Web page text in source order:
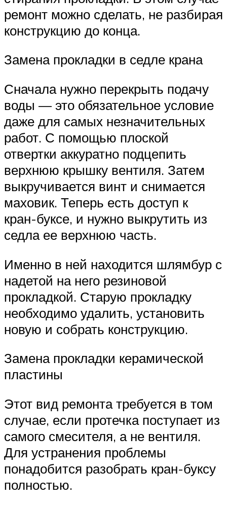
ремонт можно сделать, не разбирая
конструкцию до конца.
Замена прокладки в седле крана
Сначала нужно перекрыть подачу
воды — это обязательное условие
даже для самых незначительных
работ. С помощью плоской
отвертки аккуратно подцепить
верхнюю крышку вентиля. Затем
выкручивается винт и снимается
маховик. Теперь есть доступ к
кран-буксе, и нужно выкрутить из
седла ее верхнюю часть.
Именно в ней находится шлямбур с
надетой на него резиновой
прокладкой. Старую прокладку
необходимо удалить, установить
новую и собрать конструкцию.
Замена прокладки керамической
пластины
Этот вид ремонта требуется в том
случае, если протечка поступает из
самого смесителя, а не вентиля.
Для устранения проблемы
понадобится разобрать кран-буксу
полностью.